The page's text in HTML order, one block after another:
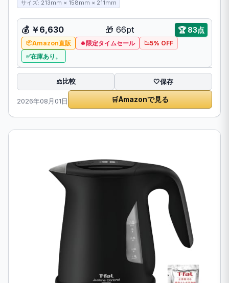
サイズ: 213mm × 158mm × 211mm
💰 ￥6,630 🎁 66pt 🏆83点
Amazon直販 限定タイムセール
5% OFF
在庫あり。
⚖️比較 🤍保存
2026年08月01日 🛒Amazonで見る